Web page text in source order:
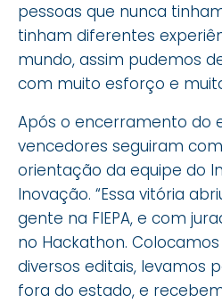
pessoas que nunca
tinham diferentes
mundo, assim pudemos
com muito esforço e
Após o encerramento do
vencedores seguiram
orientação da equipe do
Inovação. “Essa vitória
gente na FIEPA, e com
no Hackathon.
diversos editais, levamos
fora do estado, e